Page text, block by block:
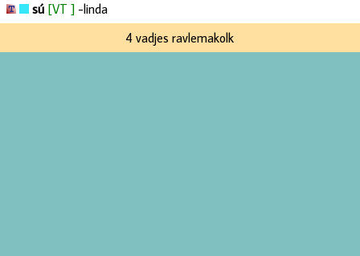
sú [VT ] -linda
4 vadjes ravlemakolk